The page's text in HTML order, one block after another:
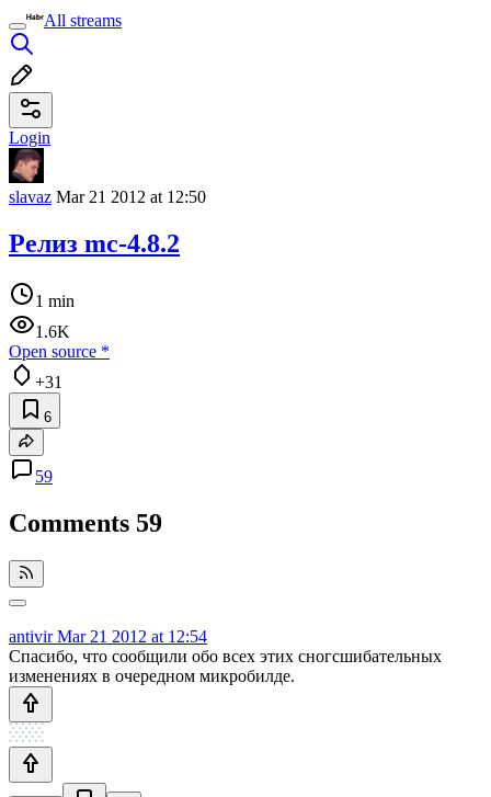
All streams
Login
slavaz Mar 21 2012 at 12:50
Релиз mc-4.8.2
1 min
1.6K
Open source *
+31
6
59
Comments 59
antivirMar 21 2012 at 12:54
Спасибо, что сообщили обо всех этих сногсшибательных
изменениях в очередном микробилде.